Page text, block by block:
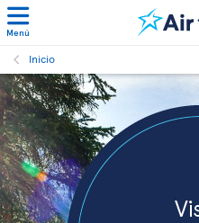
Menú
Inicio